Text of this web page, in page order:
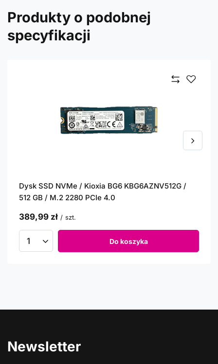
Produkty o podobnej
specyfikacji
Dysk SSD NVMe / Kioxia BG6 KBG6AZNV512G /
512 GB / M.2 2280 PCIe 4.0
389,99 zł / szt.
Do koszyka
Newsletter